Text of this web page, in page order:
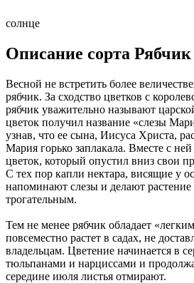
солнце
Описание сорта
Весной не встретить более
рябчик. За сходство цветков с
рябчик уважительно называют
цветок получил название «слезы
узнав, что ее сына, Иисуса Христа,
Мария горько заплакала. Вместе с
цветок, который опустил вниз свои
С тех пор капли нектара, висящие у
напоминают слезы и делают растение
трогательным.
Тем не менее рябчик обладает
повсеместно растет в садах, не
владельцам. Цветение начинается в
тюльпанами и нарциссами и
середине июля листья отмирают.